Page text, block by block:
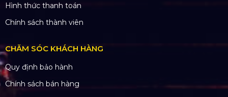
Hình thức thanh toán
Chính sách thành viên
CHĂM SÓC KHÁCH HÀNG
Quy định bảo hành
Chính sách bán hàng